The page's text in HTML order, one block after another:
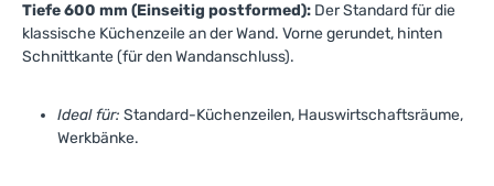
Tiefe 600 mm (Einseitig postformed): Der Standard für die
klassische Küchenzeile an der Wand. Vorne gerundet, hinten
Schnittkante (für den Wandanschluss).
Ideal für: Standard-Küchenzeilen, Hauswirtschaftsräume,
Werkbänke.